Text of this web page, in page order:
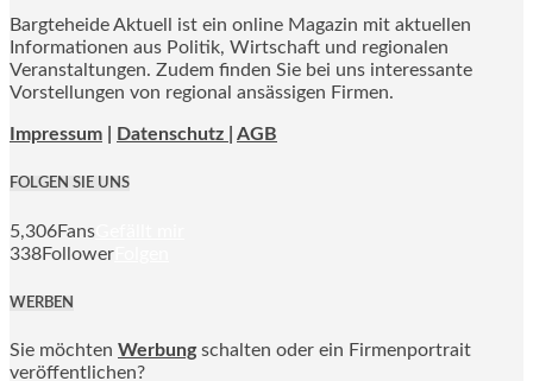
Bargteheide Aktuell ist ein online Magazin mit aktuellen
Informationen aus Politik, Wirtschaft und regionalen
Veranstaltungen. Zudem finden Sie bei uns interessante
Vorstellungen von regional ansässigen Firmen.
Impressum Datenschutz | AGB
FOLGEN SIE UNS
5,306Fans
338Follower
WERBEN
Sie möchten Werbung schalten oder ein Firmenportrait
veröffentlichen?